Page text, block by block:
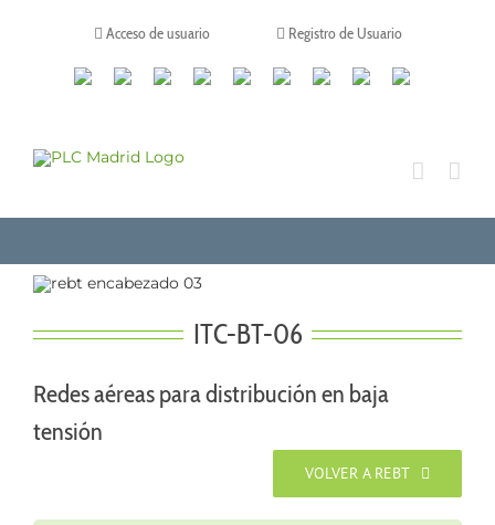
Acceso de usuario Registro de Usuario
CanalesLinkedinYoutubeTiktokFacebookInstagram
X TwitchContacto
ITC-BT-06
Redes aéreas para distribución en baja
tensión
VOLVER A REBT